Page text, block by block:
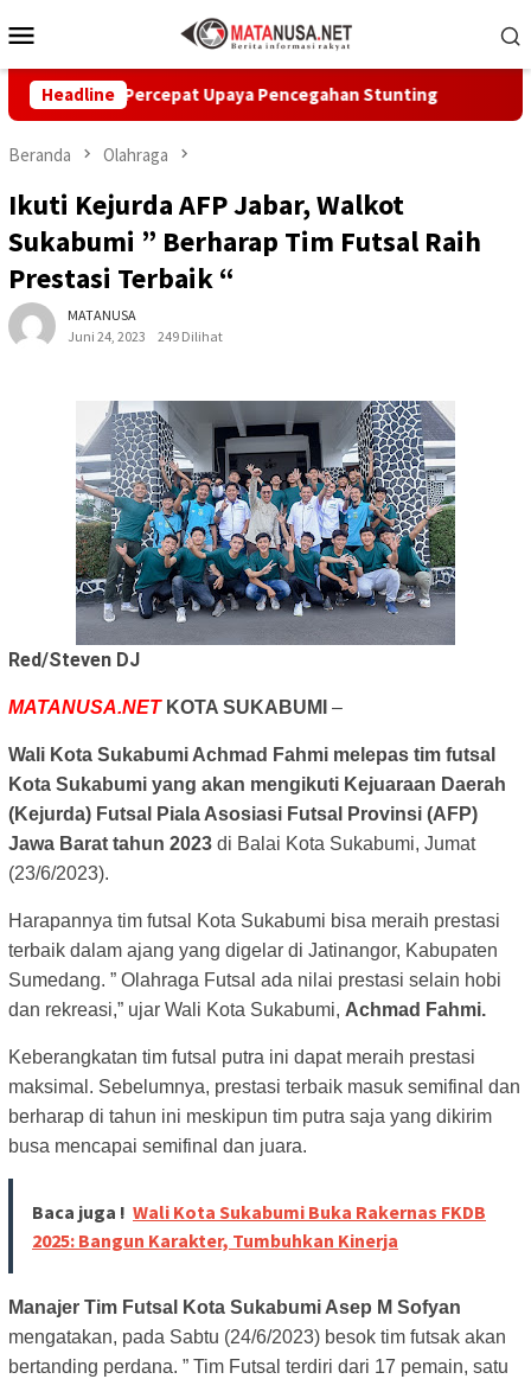
ke
Mobile
Headline
Percepat Upaya Pencegahan Stunting
Beranda Olahraga
Ikuti Kejurda AFP Jabar, Walkot
Sukabumi ” Berharap Tim Futsal Raih
Prestasi Terbaik “
MATANUSA
Juni 24, 2023
249 Dilihat
Red/Steven DJ
MATANUSA.NET KOTA SUKABUMI –
Wali Kota Sukabumi Achmad Fahmi melepas tim futsal
Kota Sukabumi yang akan mengikuti Kejuaraan Daerah
(Kejurda) Futsal Piala Asosiasi Futsal Provinsi (AFP)
Jawa Barat tahun 2023 di Balai Kota Sukabumi, Jumat
(23/6/2023).
Harapannya tim futsal Kota Sukabumi bisa meraih prestasi
terbaik dalam ajang yang digelar di Jatinangor, Kabupaten
Sumedang. ” Olahraga Futsal ada nilai prestasi selain hobi
dan rekreasi,” ujar Wali Kota Sukabumi, Achmad Fahmi.
Keberangkatan tim futsal putra ini dapat meraih prestasi
maksimal. Sebelumnya, prestasi terbaik masuk semifinal dan
berharap di tahun ini meskipun tim putra saja yang dikirim
busa mencapai semifinal dan juara.
Baca juga ! Wali Kota Sukabumi Buka Rakernas FKDB
2025: Bangun Karakter, Tumbuhkan Kinerja
Manajer Tim Futsal Kota Sukabumi Asep M Sofyan
mengatakan, pada Sabtu (24/6/2023) besok tim futsak akan
bertanding perdana. ” Tim Futsal terdiri dari 17 pemain, satu